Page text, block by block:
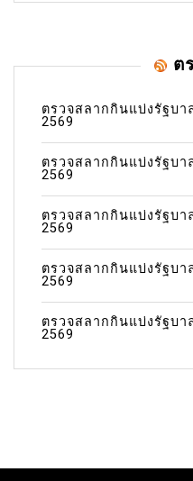
ต
ตรวจสลากกินแบ่งรัฐบา
2569
ตรวจสลากกินแบ่งรัฐบา
2569
ตรวจสลากกินแบ่งรัฐบ
2569
ตรวจสลากกินแบ่งรัฐบ
2569
ตรวจสลากกินแบ่งรัฐบ
2569